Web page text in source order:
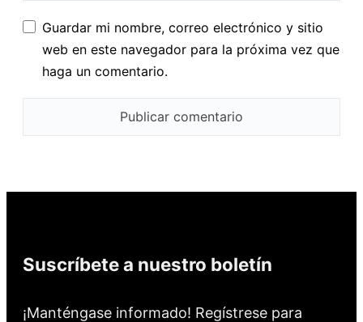
Guardar mi nombre, correo electrónico y sitio
web en este navegador para la próxima vez que
haga un comentario.
Suscríbete a nuestro boletín
¡Manténgase informado! Regístrese para